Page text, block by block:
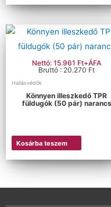
Nettó: 15.961 Ft+ÁFA
Bruttó : 20.270 Ft
Hallásvédők
Könnyen illeszkedő TPR
füldugók (50 pár) narancs
Kosárba teszem